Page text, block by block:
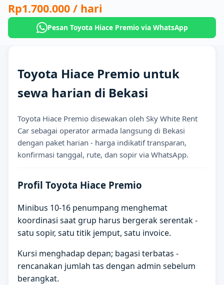
Rp1.700.000 / hari
Pesan Toyota Hiace Premio via WhatsApp
Toyota Hiace Premio untuk
sewa harian di Bekasi
Toyota Hiace Premio disewakan oleh Sky White Rent
Car sebagai operator armada langsung di Bekasi
dengan paket harian - harga indikatif transparan,
konfirmasi tanggal, rute, dan sopir via WhatsApp.
Profil Toyota Hiace Premio
Minibus 10-16 penumpang menghemat
koordinasi saat grup harus bergerak serentak -
satu sopir, satu titik jemput, satu invoice.
Kursi menghadap depan; bagasi terbatas -
rencanakan jumlah tas dengan admin sebelum
berangkat.